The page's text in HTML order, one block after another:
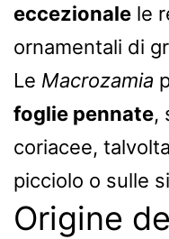
eccezionale le
ornamentali di
Le Macrozamia
foglie pennate,
coriacee,
picciolo o sulle
Origine